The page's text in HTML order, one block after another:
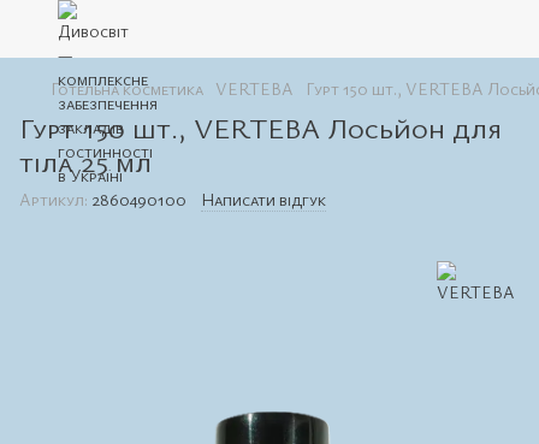
Готельна косметика VERTEBA Гурт 150 шт., VERTEBA
Гурт 150 шт., VERTEBA Лосьйон для
тіла 25 мл
Артикул: 2860490100 Написати відгук